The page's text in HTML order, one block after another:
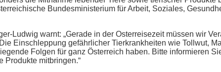
Bundesministerium für Arbeit, Soziales,
Ludwig warnt: „Gerade in der Osterreisezeit müssen wir
Einschleppung gefährlicher Tierkrankheiten wie Tollwut,
Folgen für ganz Österreich haben. Bitte informieren
Produkte mitbringen.“